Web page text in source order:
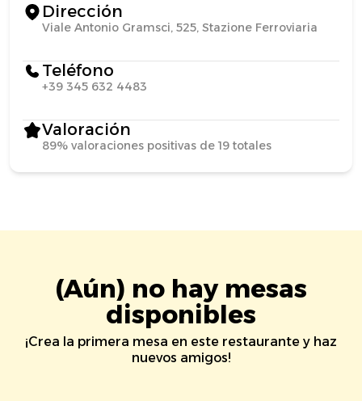
Dirección
Viale Antonio Gramsci, 525, Stazione Ferroviaria
Teléfono
+39 345 632 4483
Valoración
89% valoraciones positivas de 19 totales
(Aún) no hay mesas
disponibles
¡Crea la primera mesa en este restaurante y haz
nuevos amigos!